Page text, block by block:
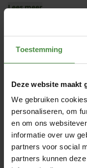
Toestemming
Deze website maakt
We gebruiken
personaliseren, om
en om ons
informatie over uw
partners voor social
partners kunnen
Lees meer
Tot 22:30 uur
Boven 20 euro
GRATIS
Morgen in
Op werkdagen
/